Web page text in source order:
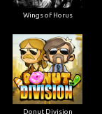
Wings of Horus
Donut Division